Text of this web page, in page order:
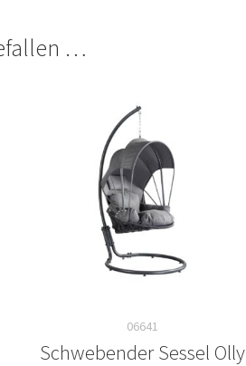
…
06641
Schwebender Sessel Olly